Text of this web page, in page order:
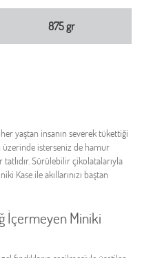
875 gr
yaştan insanın severek tükettiği
üzerinde isterseniz de hamur
Sürülebilir çikolatalarıyla
Kase ile akıllarınızı baştan
İçermeyen Miniki